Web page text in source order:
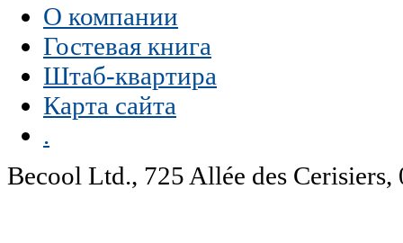
О компании
Гостевая книга
Штаб-квартира
Карта сайта
.
Becool Ltd., 725 Allée des